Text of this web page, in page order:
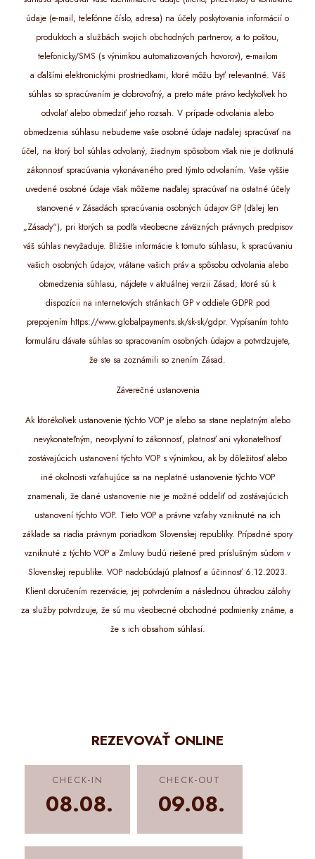
údaje (e-mail, telefónne číslo, adresa) na účely poskytovania informácií o
produktoch a službách svojich obchodných partnerov, a to poštou,
telefonicky/SMS (s výnimkou automatizovaných hovorov), e-mailom
a ďalšími elektronickými prostriedkami, ktoré môžu byť relevantné. Váš
súhlas so spracúvaním je dobrovoľný, a preto máte právo kedykoľvek ho
odvolať alebo obmedziť jeho rozsah. V prípade odvolania alebo
obmedzenia súhlasu nebudeme vaše osobné údaje naďalej spracúvať na
účel, na ktorý bol súhlas odvolaný, žiadnym spôsobom však nie je dotknutá
zákonnosť spracúvania vykonávaného pred týmto odvolaním. Vaše vyššie
uvedené osobné údaje však môžeme naďalej spracúvať na ostatné účely
stanovené v Zásadách spracúvania osobných údajov GP (ďalej len
„Zásady“), pri ktorých sa podľa všeobecne záväzných právnych predpisov
váš súhlas nevyžaduje. Bližšie informácie k tomuto súhlasu, k spracúvaniu
vašich osobných údajov, vrátane vašich práv a spôsobu odvolania alebo
obmedzenia súhlasu, nájdete v aktuálnej verzii Zásad, ktoré sú k
dispozícii na internetových stránkach GP v oddiele GDPR pod
prepojením https://www.globalpayments.sk/sk-sk/gdpr. Vypísaním tohto
formuláru dávate súhlas so spracovaním osobných údajov a potvrdzujete,
že ste sa zoznámili so znením Zásad.
Záverečné ustanovenia
Ak ktorékoľvek ustanovenie týchto VOP je alebo sa stane neplatným alebo
nevykonateľným, neovplyvní to zákonnosť, platnosť ani vykonateľnosť
zostávajúcich ustanovení týchto VOP s výnimkou, ak by dôležitosť alebo
iné okolnosti vzťahujúce sa na neplatné ustanovenie týchto VOP
znamenali, že dané ustanovenie nie je možné oddeliť od zostávajúcich
ustanovení týchto VOP. Tieto VOP a právne vzťahy vzniknuté na ich
základe sa riadia právnym poriadkom Slovenskej republiky. Prípadné spory
vzniknuté z týchto VOP a Zmluvy budú riešené pred príslušným súdom v
Slovenskej republike. VOP nadobúdajú platnosť a účinnosť 6.12.2023.
Klient doručením rezervácie, jej potvrdením a následnou úhradou zálohy
za služby potvrdzuje, že sú mu všeobecné obchodné podmienky známe, a
že s ich obsahom súhlasí.
REZEVOVAŤ ONLINE
CHECK-IN
08.08.
CHECK-OUT
09.08.